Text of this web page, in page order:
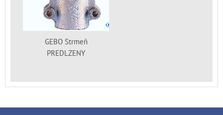
GEBO Strmeň
PREDLZENY